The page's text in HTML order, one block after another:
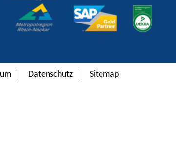
Datenschutz Sitemap